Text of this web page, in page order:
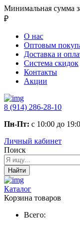
Минимальная сумма
₽
О нас
Оптовым
Доставка и
Система скидок
Контакты
Акции
8 (914) 286-28-10
Пн-Пт: с 10:00 до
Личный кабинет
Поиск
Найти
Каталог
Корзина товаров
Всего: